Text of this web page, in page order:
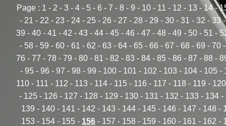
Page : 1 - 2 - 3- 4- 5- 6- 7 - 8- 9 - 10- 11 - 12 - 13-14-
- 21 - 22 - 23 - 24- 25- 26- 27 - 28- 29 - 30- 31 - 32 -33
39 - 40 - 41 - 42 - 43 - 44 - 45 - 46 - 47 - 48 - 49 - 50 - 51 -
- 58- 59- 60- 61 - 62 - 63 - 64- 65- 66 - 67 - 68 - 69 - 70
76 - 77 - 78 - 79 - 80 - 81 - 82 - 83 - 84 - 85 - 86 - 87 - 88 -
- 95 - 96 - 97 - 98 - 99 - 100 - 101 - 102 - 103 - 104 - 105 -
110 - 111 - 112 - 113 - 114 - 115 - 116 - 117 - 118 - 119 - 120
- 125- 126- 127 - 128- 129 - 130- 131 - 132 - 133 - 134-
139 - 140 - 141 - 142 - 143 - 144 - 145 - 146 - 147 - 148 -
153 - 154 - 155 - 156 - 157 - 158 - 159 - 160 - 161 - 162 -